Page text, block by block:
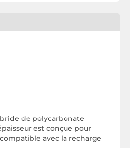
de polycarbonate
est conçue pour
avec la recharge